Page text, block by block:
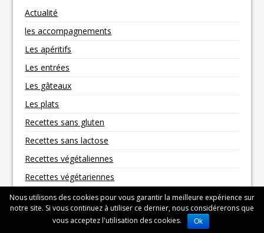
Actualité
les accompagnements
Les apéritifs
Les entrées
Les gâteaux
Les plats
Recettes sans gluten
Recettes sans lactose
Recettes végétaliennes
Recettes végétariennes
Copyright © 2026
Nous utilisons des cookies pour vous garantir la meilleure expérience sur
notre site. Si vous continuez à utiliser ce dernier, nous considérerons que
vous acceptez l'utilisation des cookies.
Ok